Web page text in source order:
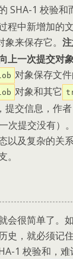
SHA-1 校验和
程中新增加的
象来保存它。
上一次提交对
对象保存文件
对象和其它
提交信息，作
次提交没有）
以及复杂的关
会很简单了。
史，就必须记
1 校验和，